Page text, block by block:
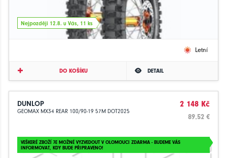
Nejpozději 12.8. u Vás, 11 ks
Letní
DO KOŠÍKU DETAIL
DUNLOP
GEOMAX MX34 REAR 100/90-19 57M DOT2025
2 148 Kč
89.52 €
VEŠKERÉ ZBOŽÍ JE MOŽNÉ VYZVEDOUT V OLOMOUCI ZDARMA - BUDEME VÁS
INFORMOVAT, KDY BUDE PŘIPRAVENO!